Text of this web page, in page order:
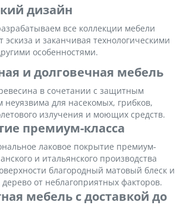
дизайн
все коллекции мебели
эскиза и заканчивая технологическими
особенностями.
и долговечная мебель
в сочетании с защитным
неуязвима для насекомых, грибков,
излучения и моющих средств.
премиум-класса
лаковое покрытие премиум-
и итальянского производства
благородный матовый блеск и
от неблагоприятных факторов.
мебель с доставкой до